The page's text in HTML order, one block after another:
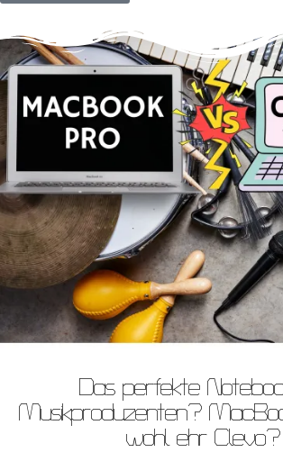
Das perfekte
Musikproduzenten?
wohl ehr Clevo?